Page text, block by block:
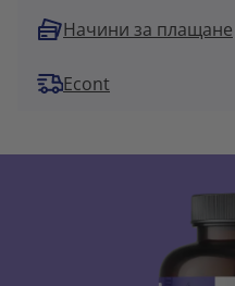
Начини за плащане
Econt